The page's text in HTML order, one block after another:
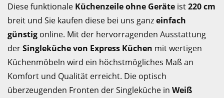
Diese funktionale Küchenzeile ohne Geräte ist220 cm
breit und Sie kaufen diese bei uns ganzeinfach
günstig online. Mit der hervorragenden Ausstattung
derSingleküche von Express Küchen mit wertigen
Küchenmöbeln wird ein höchstmögliches Maß an
Komfort und Qualität erreicht. Die optisch
überzeugenden Fronten der Singleküche in Weiß